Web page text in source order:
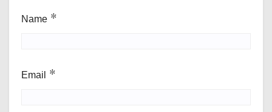
Name *
Email *